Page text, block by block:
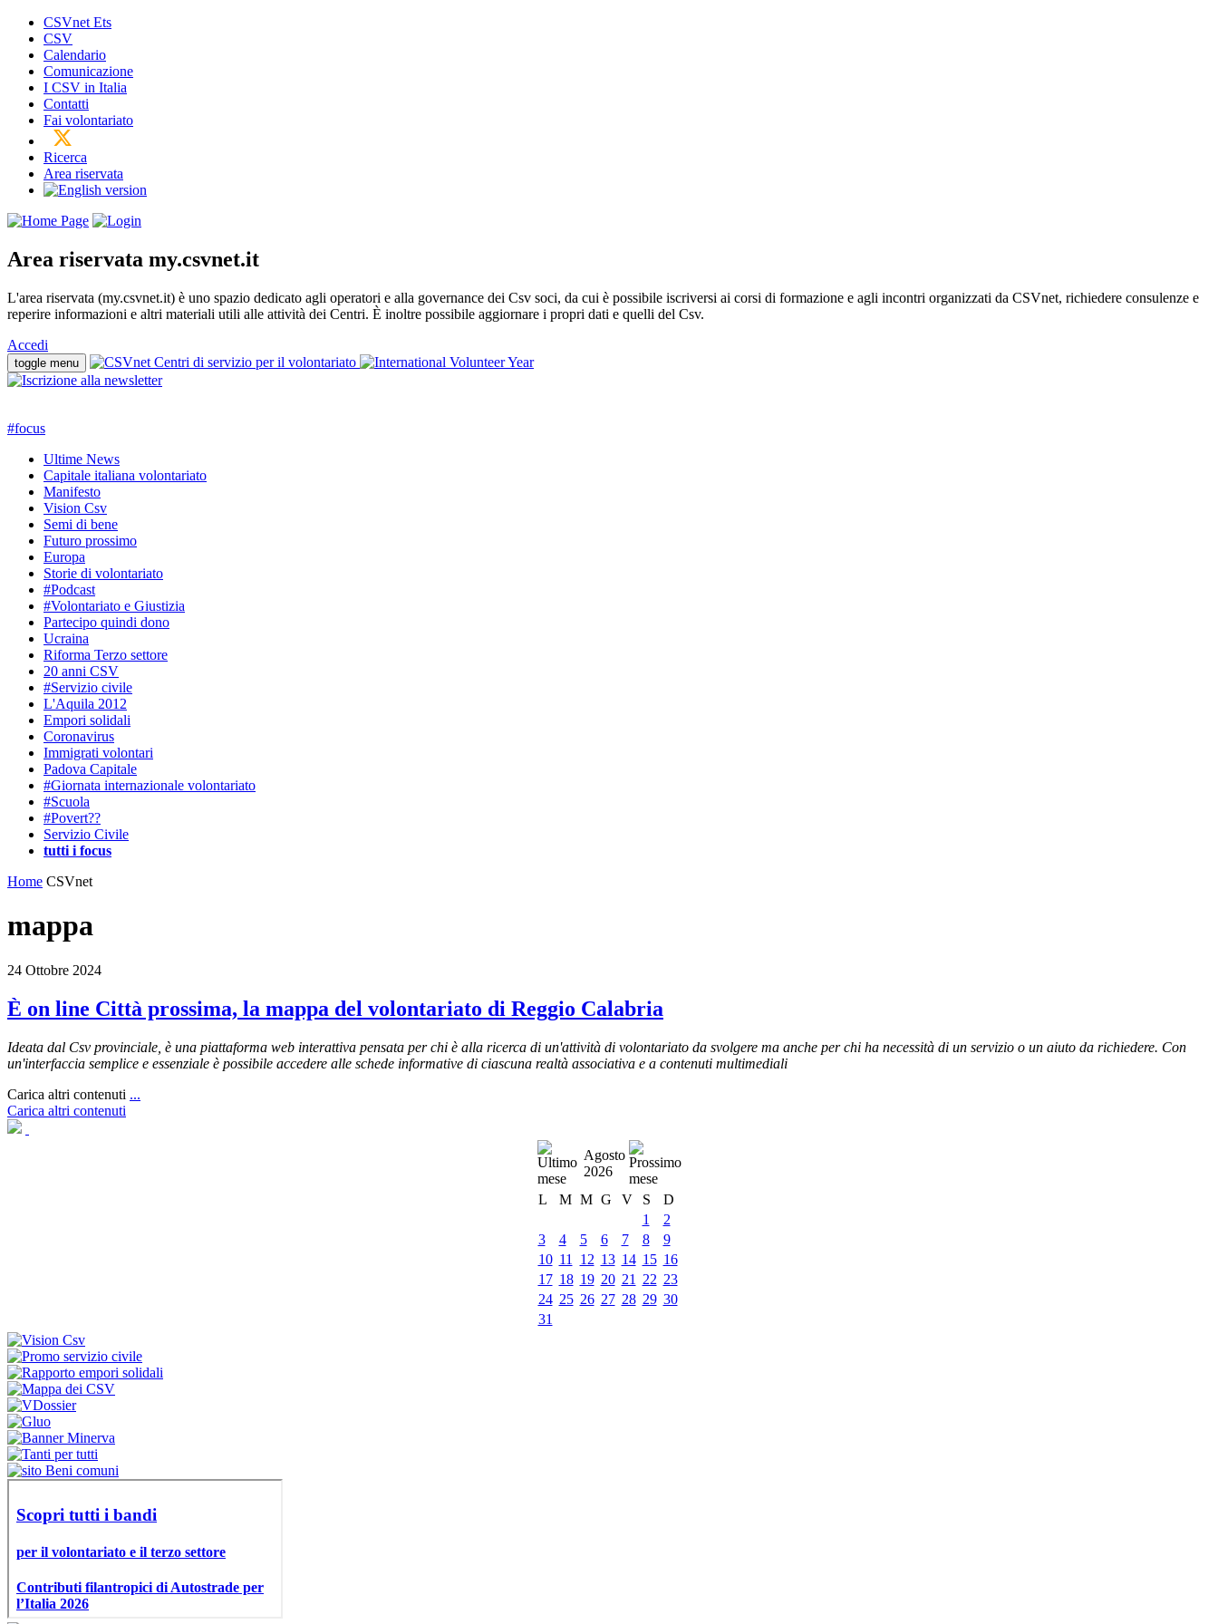
CSVnet Ets
CSV
Calendario
Comunicazione
I CSV in Italia
Contatti
Fai volontariato
Ricerca
Area riservata
Area riservata my.csvnet.it
L'area riservata (my.csvnet.it) è uno spazio dedicato agli operatori e alla governance dei Csv soci, da cui è possibile iscriversi ai corsi di formazione e agli incontri organizzati da CSVnet, richiedere consulenze e
reperire informazioni e altri materiali utili alle attività dei Centri. È inoltre possibile aggiornare i propri dati e quelli del Csv.
Accedi
toggle menu
#focus
Ultime News
Capitale italiana volontariato
Manifesto
Vision Csv
Semi di bene
Futuro prossimo
Europa
Storie di volontariato
#Podcast
#Volontariato e Giustizia
Partecipo quindi dono
Ucraina
Riforma Terzo settore
20 anni CSV
#Servizio civile
L'Aquila 2012
Empori solidali
Coronavirus
Immigrati volontari
Padova Capitale
#Giornata internazionale volontariato
#Scuola
#Povert??
Servizio Civile
tutti i focus
Home CSVnet
mappa
24 Ottobre 2024
È on line Città prossima, la mappa del volontariato di Reggio Calabria
Ideata dal Csv provinciale, è una piattaforma web interattiva pensata per chi è alla ricerca di un'attività di volontariato da svolgere ma anche per chi ha necessità di un servizio o un aiuto da richiedere. Con
un'interfaccia semplice e essenziale è possibile accedere alle schede informative di ciascuna realtà associativa e a contenuti multimediali
Carica altri contenuti ...
Carica altri contenuti
Agosto
2026
L
M M G V S
D
1
2
3
4 5 6 7 8
9
10 11 12 13 14 15 16
17 18 19 20 21 22 23
24 25 26 27 28 29 30
31